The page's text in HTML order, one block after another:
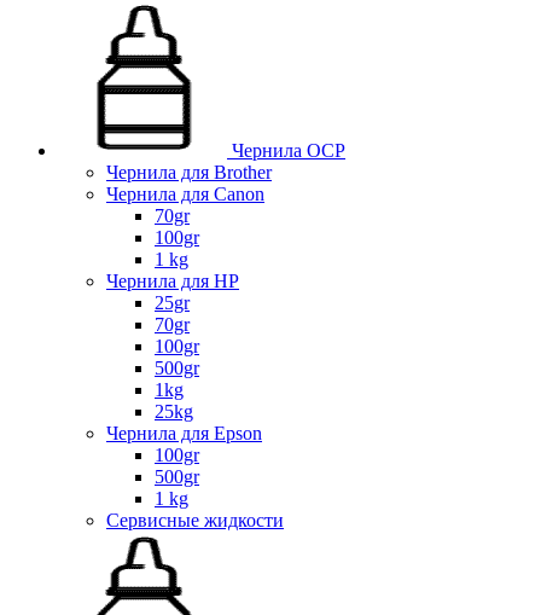
Чернила OCP
Чернила для Brother
Чернила для Canon
70gr
100gr
1 kg
Чернила для HP
25gr
70gr
100gr
500gr
1kg
25kg
Чернила для Epson
100gr
500gr
1 kg
Сервисные жидкости